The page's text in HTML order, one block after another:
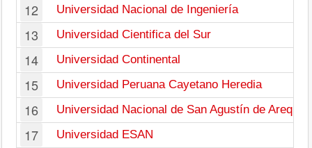
12 Universidad Nacional de Ingeniería
13 Universidad Cientifica del Sur
14 Universidad Continental
15 Universidad Peruana Cayetano Heredia
16 Universidad Nacional de San Agustín de
17 Universidad ESAN